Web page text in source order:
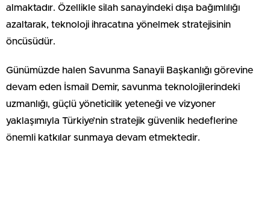
almaktadır. Özellikle silah sanayindeki dışa bağımlılığı
azaltarak, teknoloji ihracatına yönelmek stratejisinin
öncüsüdür.
Günümüzde halen Savunma Sanayii Başkanlığı görevine
devam eden İsmail Demir, savunma teknolojilerindeki
uzmanlığı, güçlü yöneticilik yeteneği ve vizyoner
yaklaşımıyla Türkiye’nin stratejik güvenlik hedeflerine
önemli katkılar sunmaya devam etmektedir.